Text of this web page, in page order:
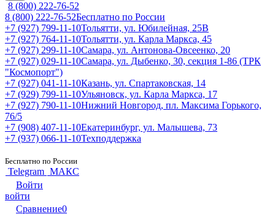
8 (800) 222-76-52
8 (800) 222-76-52Бесплатно по России
+7 (927) 799-11-10Тольятти, ул. Юбилейная, 25В
+7 (927) 764-11-10Тольятти, ул. Карла Маркса, 45
+7 (927) 299-11-10Самара, ул. Антонова-Овсеенко, 20
+7 (927) 029-11-10Самара, ул. Дыбенко, 30, секция 1-86 (ТРК
"Космопорт")
+7 (927) 041-11-10Казань, ул. Спартаковская, 14
+7 (929) 799-11-10Ульяновск, ул. Карла Маркса, 17
+7 (927) 790-11-10Нижний Новгород, пл. Максима Горького,
76/5
+7 (908) 407-11-10Екатеринбург, ул. Малышева, 73
+7 (937) 066-11-10Техподдержка
Бесплатно по России
Telegram МАКС
Войти
войти
Сравнение0